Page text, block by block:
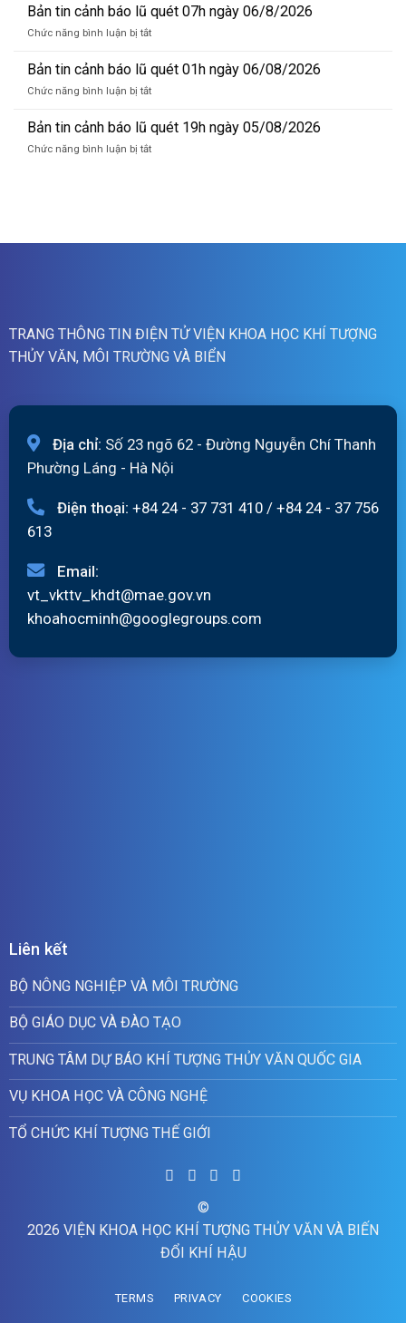
quét
19h
06/8/2026
tin
dự
báo
sông
Hồng_IMHEMS_06.08.2026
Bản tin cảnh báo lũ quét 07h ngày 06/8/2026
Chức năng bình luận bị tắtở
tin
cảnh
báo
quét
07h
Bản tin cảnh báo lũ quét 01h ngày 06/08/2026
Chức năng bình luận bị tắtở
tin
cảnh
báo
Bản tin cảnh báo lũ quét 19h ngày 05/08/2026
Chức năng bình luận bị tắtở
quét
TRANG THÔNG TIN ĐIỆN TỬ VIỆN KHOA HỌC KHÍ TƯỢNG
THỦY VĂN, MÔI TRƯỜNG VÀ BIỂN
Địa chỉ: Số 23 ngõ 62 - Đường Nguyễn Chí Thanh
Phường Láng - Hà Nội
Điện thoại: +84 24 - 37 731 410 / +84 24 - 37 756
613
Email:
vt_vkttv_khdt@mae.gov.vn
khoahocminh@googlegroups.com
Liên kết
BỘ NÔNG NGHIỆP VÀ MÔI TRƯỜNG
BỘ GIÁO DỤC VÀ ĐÀO TẠO
TRUNG TÂM DỰ BÁO KHÍ TƯỢNG THỦY VĂN QUỐC GIA
VỤ KHOA HỌC VÀ CÔNG NGHỆ
TỔ CHỨC KHÍ TƯỢNG THẾ GIỚI
©
2026 VIỆN KHOA HỌC KHÍ TƯỢNG THỦY VĂN VÀ BIẾN
ĐỔI KHÍ HẬU
TERMS PRIVACY COOKIES